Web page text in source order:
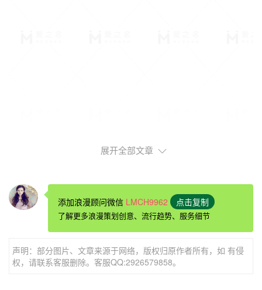
场所一、电影院里求婚
屏幕上播放着美好的瞬间，你手捧鲜花，单膝跪地，深情告
白，成功率很高的！让更多的人来见证你们的相爱过程。人
群中喊着在一起，画面很美。
展开全部文章
添加浪漫顾问微信 LMCH9962 点击复制
了解更多浪漫策划创意、流行趋势、服务细节
声明：部分图片、文章来源于网络，版权归原作者所有，如 有侵
权，请联系客服删除。客服QQ:2926579858。